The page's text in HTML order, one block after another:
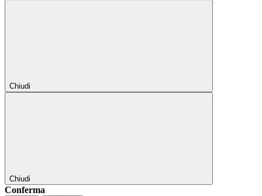
Chiudi
Chiudi
Conferma